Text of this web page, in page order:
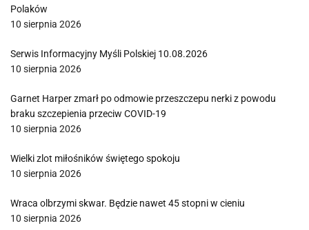
Polaków
10 sierpnia 2026
Serwis Informacyjny Myśli Polskiej 10.08.2026
10 sierpnia 2026
Garnet Harper zmarł po odmowie przeszczepu nerki z powodu
braku szczepienia przeciw COVID-19
10 sierpnia 2026
Wielki zlot miłośników świętego spokoju
10 sierpnia 2026
Wraca olbrzymi skwar. Będzie nawet 45 stopni w cieniu
10 sierpnia 2026